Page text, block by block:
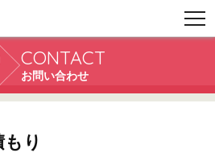
CONTACT
お問い合わせ
り